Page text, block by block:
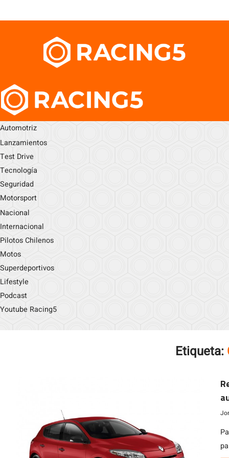
Automotriz
Lanzamientos
Test Drive
Tecnología
Seguridad
Motorsport
Nacional
Internacional
Pilotos Chilenos
Motos
Superdeportivos
Lifestyle
Podcast
Youtube Racing5
Etiqueta: